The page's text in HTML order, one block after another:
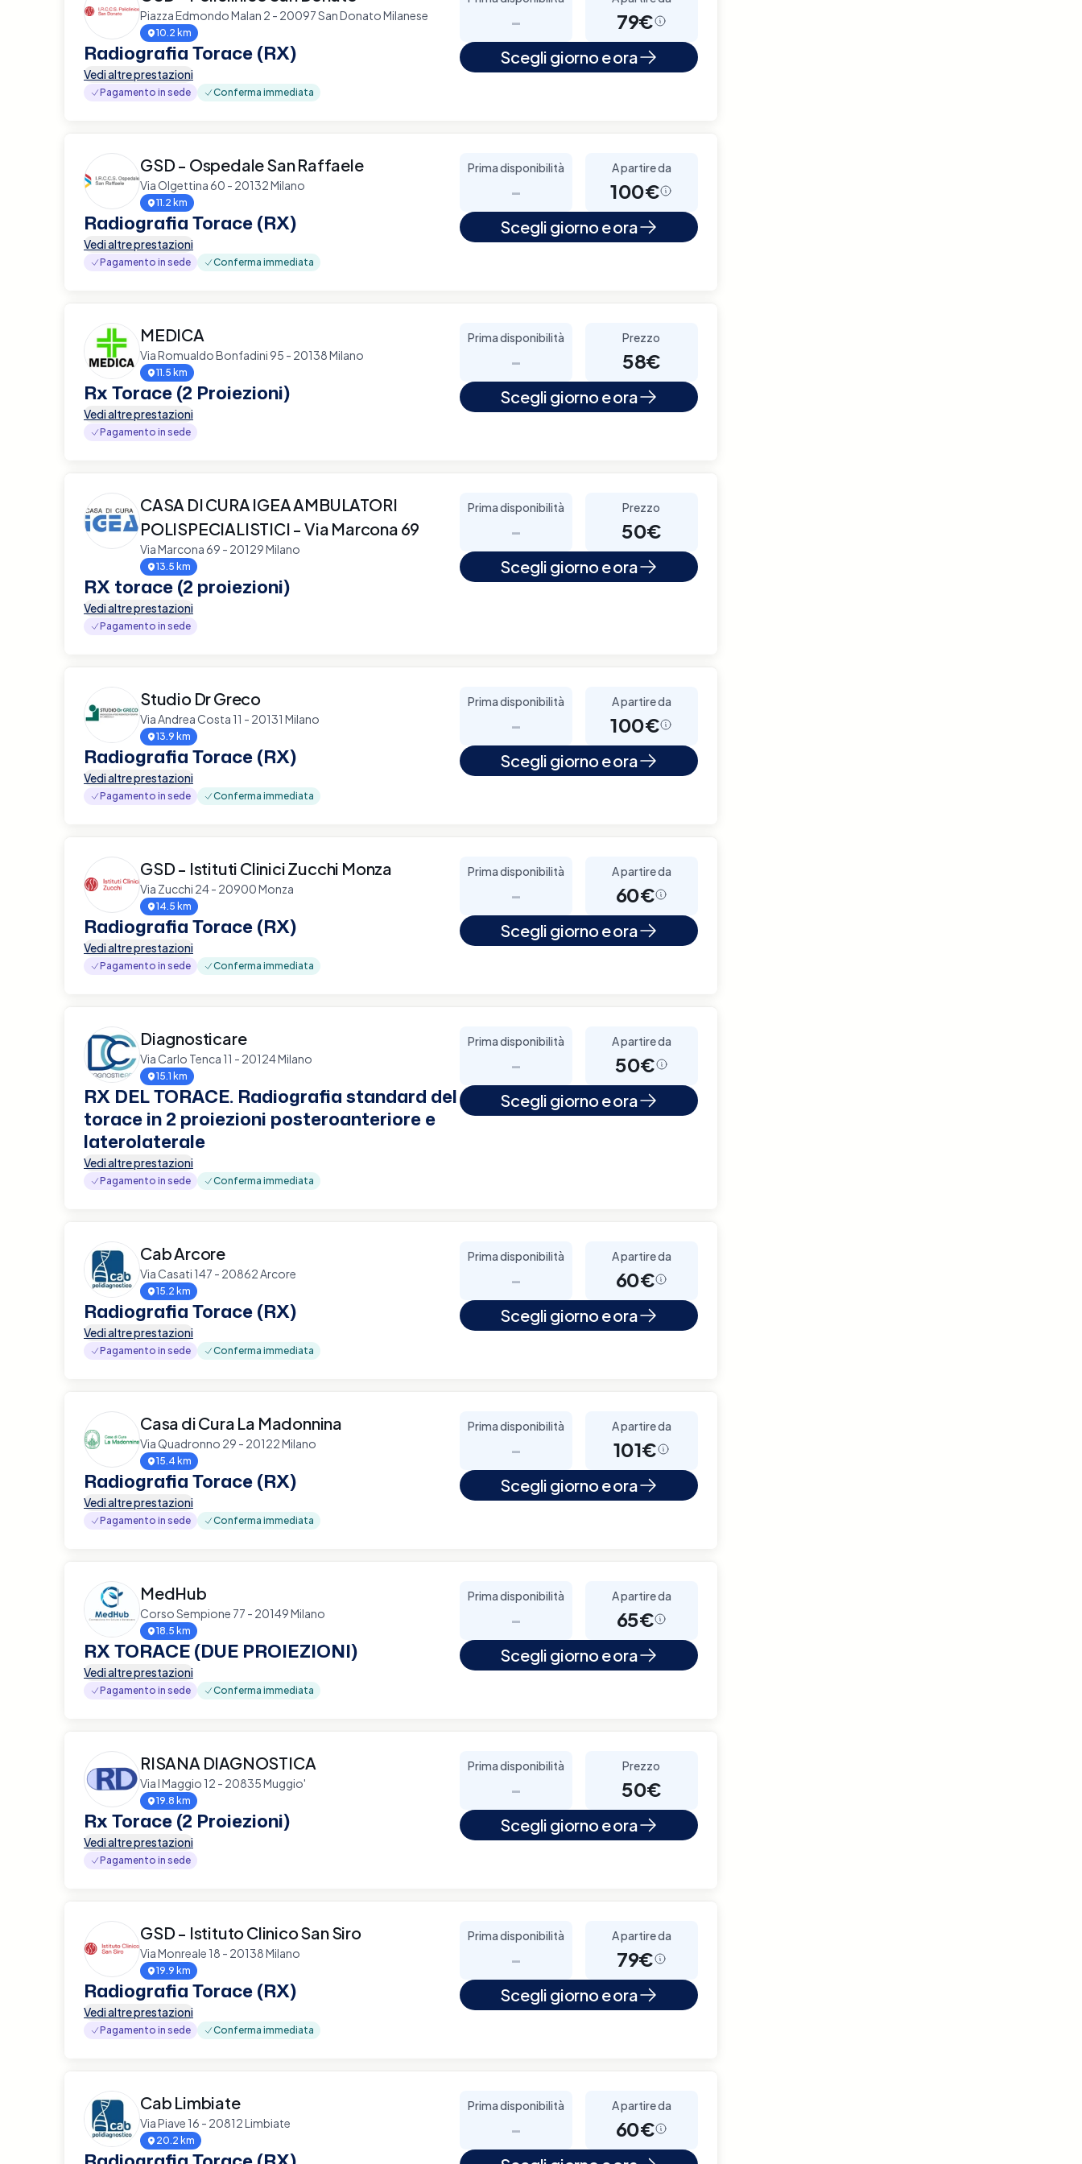
Piazza Edmondo Malan 2 - 20097 San Donato Milanese
10.2 km
Radiografia Torace (RX)
Vedi altre prestazioni
Pagamento in sede Conferma immediata
- 79€
Scegli giorno e ora
GSD - Ospedale San Raffaele
Via Olgettina 60 - 20132 Milano
11.2 km
Radiografia Torace (RX)
Vedi altre prestazioni
Pagamento in sede Conferma immediata
Prima disponibilità
-
A partire da
100€
Scegli giorno e ora
MEDICA
Via Romualdo Bonfadini 95 - 20138 Milano
11.5 km
Rx Torace (2 Proiezioni)
Vedi altre prestazioni
Pagamento in sede
Prima disponibilità
-
Prezzo
58€
Scegli giorno e ora
CASA DI CURA IGEA AMBULATORI
POLISPECIALISTICI - Via Marcona 69
Via Marcona 69 - 20129 Milano
13.5 km
RX torace (2 proiezioni)
Vedi altre prestazioni
Pagamento in sede
Prima disponibilità
-
Prezzo
50€
Scegli giorno e ora
Studio Dr Greco
Via Andrea Costa 11 - 20131 Milano
13.9 km
Radiografia Torace (RX)
Vedi altre prestazioni
Pagamento in sede Conferma immediata
Prima disponibilità
-
A partire da
100€
Scegli giorno e ora
GSD - Istituti Clinici Zucchi Monza
Via Zucchi 24 - 20900 Monza
14.5 km
Radiografia Torace (RX)
Vedi altre prestazioni
Pagamento in sede Conferma immediata
Prima disponibilità
-
A partire da
60€
Scegli giorno e ora
Diagnosticare
Via Carlo Tenca 11 - 20124 Milano
15.1 km
RX DEL TORACE. Radiografia standard del
torace in 2 proiezioni posteroanteriore e
laterolaterale
Vedi altre prestazioni
Pagamento in sede Conferma immediata
Prima disponibilità
-
A partire da
50€
Scegli giorno e ora
Cab Arcore
Via Casati 147 - 20862 Arcore
15.2 km
Radiografia Torace (RX)
Vedi altre prestazioni
Pagamento in sede Conferma immediata
Prima disponibilità
-
A partire da
60€
Scegli giorno e ora
Casa di Cura La Madonnina
Via Quadronno 29 - 20122 Milano
15.4 km
Radiografia Torace (RX)
Vedi altre prestazioni
Pagamento in sede Conferma immediata
Prima disponibilità
-
A partire da
101€
Scegli giorno e ora
MedHub
Corso Sempione 77 - 20149 Milano
18.5 km
RX TORACE (DUE PROIEZIONI)
Vedi altre prestazioni
Pagamento in sede Conferma immediata
Prima disponibilità
-
A partire da
65€
Scegli giorno e ora
RISANA DIAGNOSTICA
Via I Maggio 12 - 20835 Muggio'
19.8 km
Rx Torace (2 Proiezioni)
Vedi altre prestazioni
Pagamento in sede
Prima disponibilità
-
Prezzo
50€
Scegli giorno e ora
GSD - Istituto Clinico San Siro
Via Monreale 18 - 20138 Milano
19.9 km
Radiografia Torace (RX)
Vedi altre prestazioni
Pagamento in sede Conferma immediata
Prima disponibilità
-
A partire da
79€
Scegli giorno e ora
Cab Limbiate
Via Piave 16 - 20812 Limbiate
20.2 km
Prima disponibilità
-
A partire da
60€